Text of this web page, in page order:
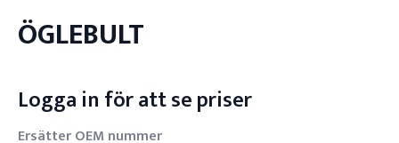
ÖGLEBULT
Logga in för att se priser
Ersätter OEM nummer